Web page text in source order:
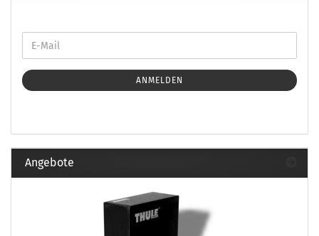
ANMELDEN
Angebote